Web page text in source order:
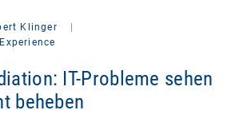
Klinger
IT-Probleme sehen
beheben